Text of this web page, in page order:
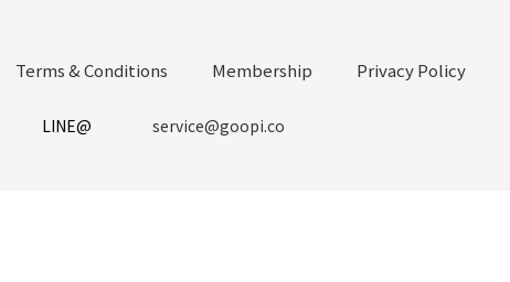
立即購買
Terms & Conditions Membership Privacy Policy
LINE@ service@goopi.co